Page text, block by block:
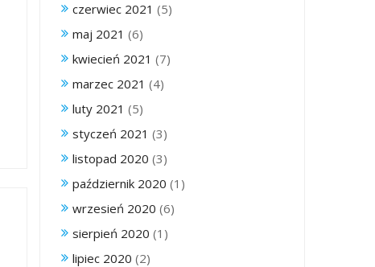
czerwiec 2021 (5)
maj 2021 (6)
kwiecień 2021 (7)
marzec 2021 (4)
luty 2021 (5)
styczeń 2021 (3)
listopad 2020 (3)
październik 2020 (1)
wrzesień 2020 (6)
sierpień 2020 (1)
lipiec 2020 (2)